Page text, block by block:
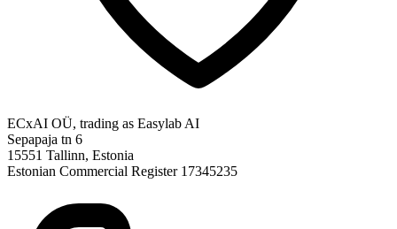
ECxAI OÜ, trading as Easylab AI
Sepapaja tn 6
15551 Tallinn, Estonia
Estonian Commercial Register 17345235